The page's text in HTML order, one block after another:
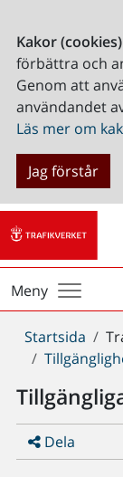
Kakor (cookies)
förbättra och
Genom att
användandet
Läs mer om
Jag förstår
Meny
Du
är
Startsida
Dela